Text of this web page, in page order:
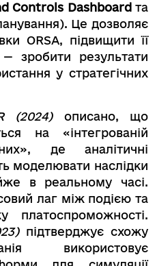
Controls Dashboard та
Це дозволяє
ORSA, підвищити її
зробити результати
у стратегічних
(2024)описано, що
на «інтегрованій
де аналітичні
моделювати наслідки
в реальному часі.
лаг між подією та
платоспроможності.
підтверджує схожу
використовує